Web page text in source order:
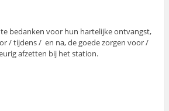
te bedanken voor hun hartelijke ontvangst,
/ tijdens / en na, de goede zorgen voor /
afzetten bij het station.